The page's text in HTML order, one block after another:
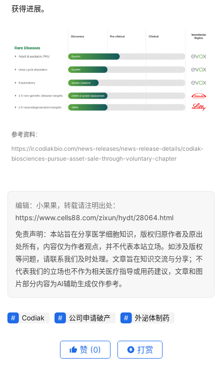
获得进展。
参考资料：
https://ir.codiakbio.com/news-releases/news-release-details/codiak-
biosciences-pursue-asset-sale-through-voluntary-chapter
编辑：小果果，转载请注明出处：
https://www.cells88.com/zixun/hydt/28064.html
免责声明：本站旨在分享医学细胞知识，版权归原作者及原出
处所有，内容仅为作者观点，并不代表本站立场。如涉及版权
等问题，请联系我们及时处理。文章旨在知识交流与分享；不
代表我们的立场也不作为相关医疗指导或用药建议，文章和图
片部分内容为AI辅助生成仅作参考。
Codiak 公司申请破产 外泌体制药
赞 (0) 打赏